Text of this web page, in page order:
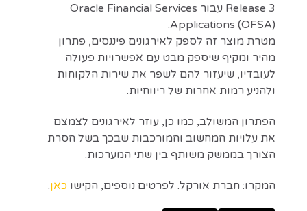
Release 3 עבור Oracle Financial Services
Applications (OFSA).
מטרת מוצר זה לספק לאירגונים פיננסים, פתרון
מהיר ומקיף שיספק מבט עם אפשרויות פעולה
לעובדיו, שיעזור להם לשפר את שירות הלקוחות
ולהניע רמות אחרות של ריווחיות.
הפתרון המשולב, כמו כן, עוזר לאירגונים לצמצם
את עלויות המחשוב והמורכבות שבכך בשל הסרת
הצורך בממשק משותף בין שתי המערכות.
המקרו: חברת אורקל. לפרטים נוספים, הקישו כאן.